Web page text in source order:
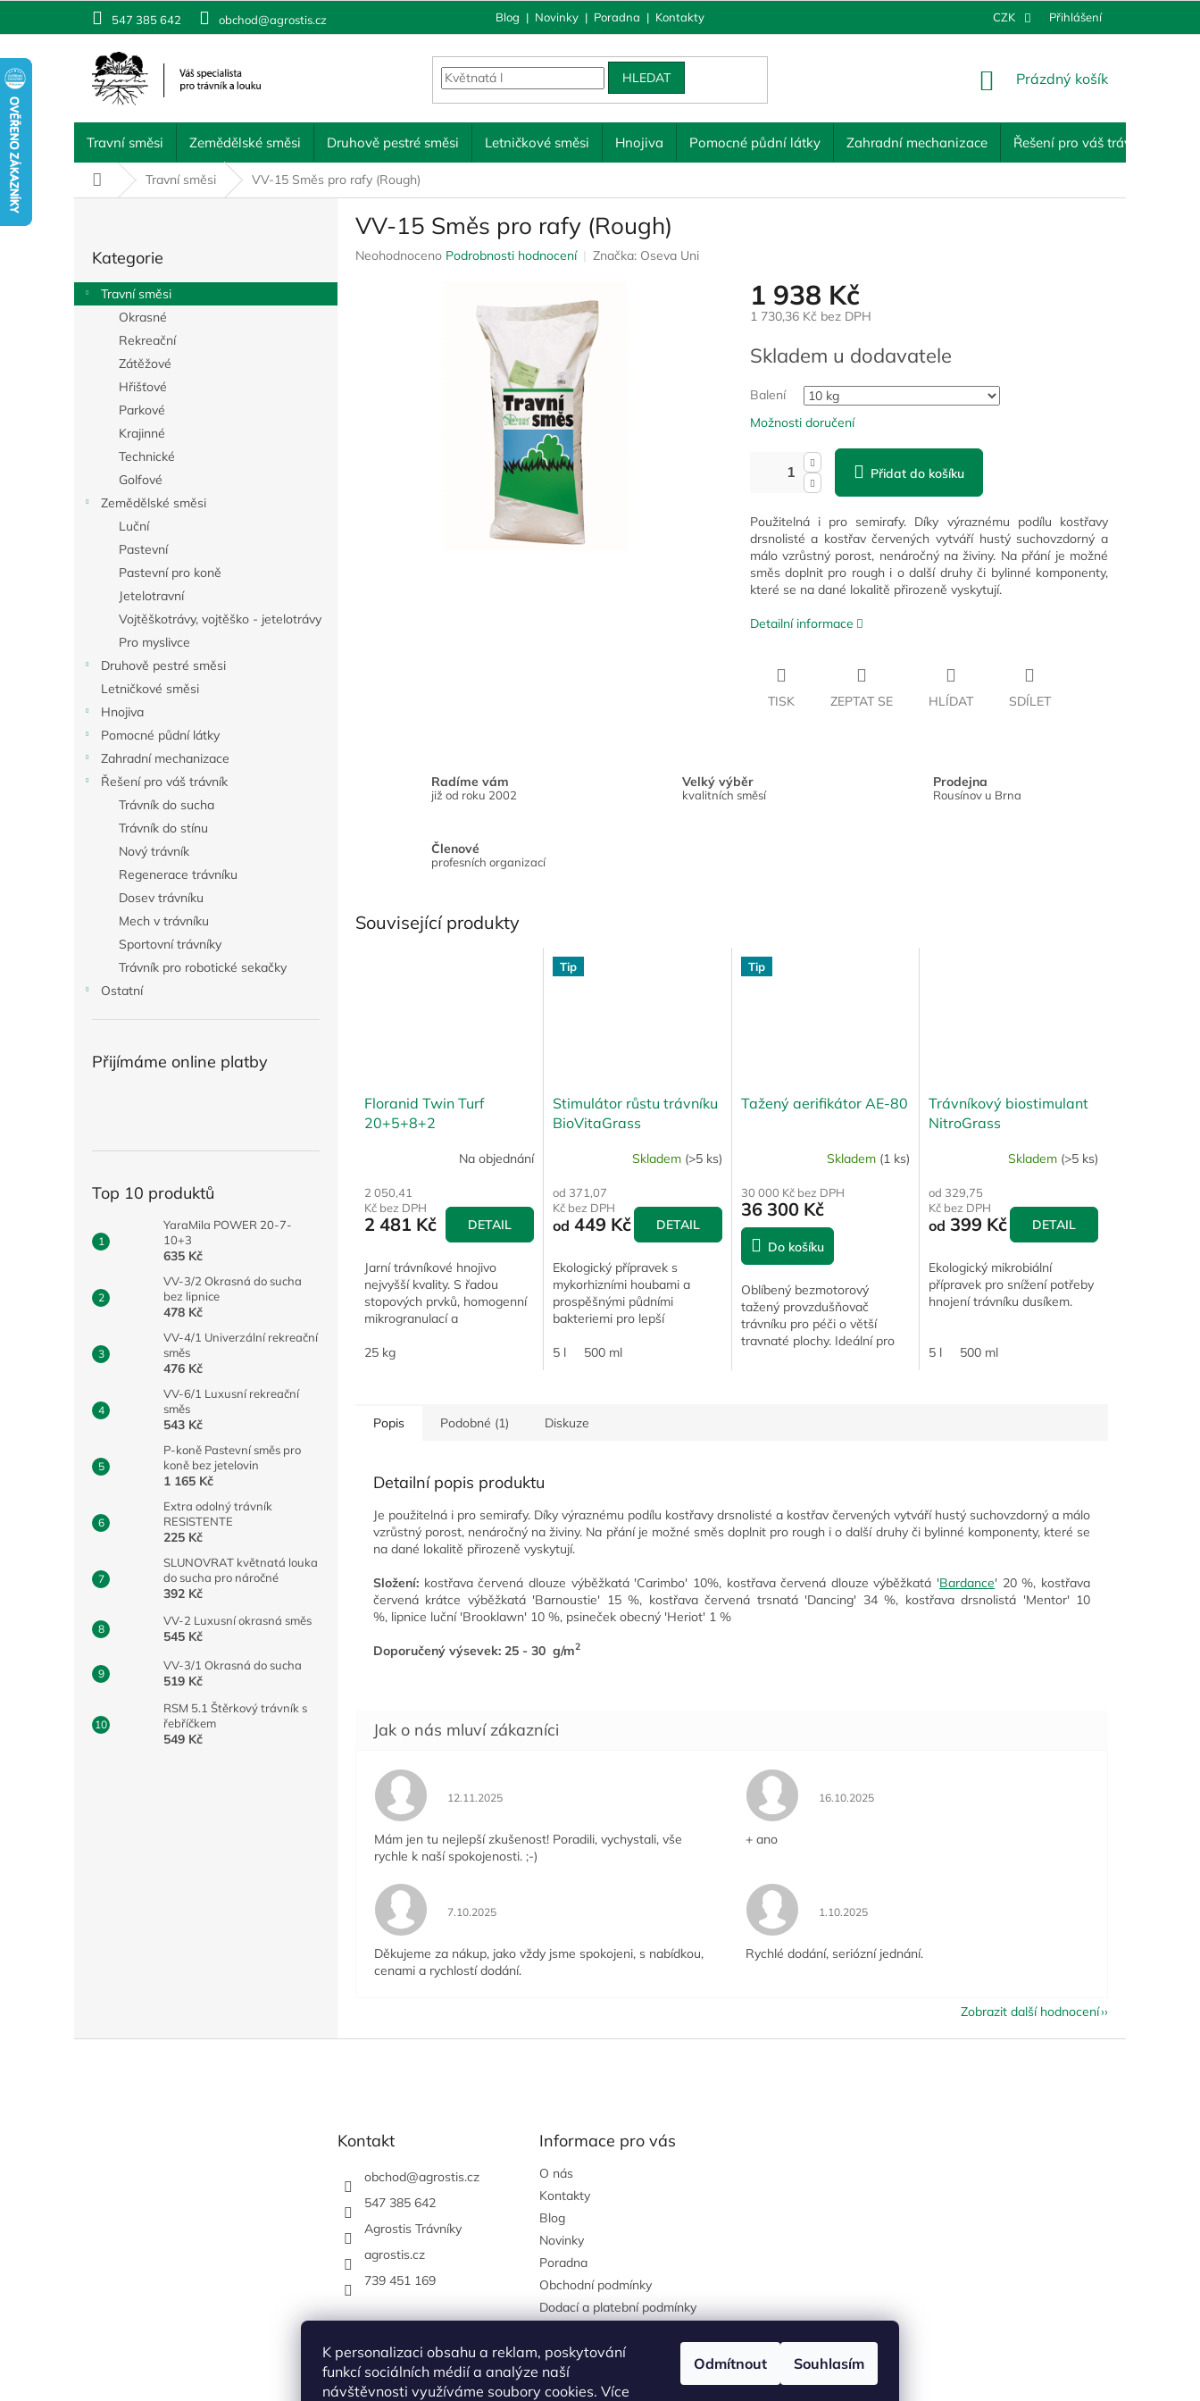
K personalizaci obsahu a reklam, poskytování
funkcí sociálních médií a analýze naší
návštěvnosti využíváme soubory cookies. Více
Odmítnout Souhlasím
547 385 642 obchod@agrostis.cz Blog | Novinky | Poradna | Kontakty CZK Přihlášení
HLEDAT
NÁKUPNÍ
Prázdný košík
Travní směsi Zemědělské směsi Druhově pestré směsi Letničkové směsi Hnojiva Pomocné půdní látky Zahradní mechanizace Řešení pro váš trávník
Domů Travní směsi VV-15 Směs pro rafy (Rough)
r
a
kategorie
Kategorie
Travní směsi
Okrasné
Rekreační
Zátěžové
Hřišťové
Parkové
Krajinné
Technické
Golfové
Zemědělské směsi
Luční
Pastevní
Pastevní pro koně
Jetelotravní
Vojtěškotrávy, vojtěško - jetelotrávy
Pro myslivce
Druhově pestré směsi
Letničkové směsi
Hnojiva
Pomocné půdní látky
Zahradní mechanizace
Řešení pro váš trávník
Trávník do sucha
Trávník do stínu
Nový trávník
Regenerace trávníku
Dosev trávníku
Mech v trávníku
Sportovní trávníky
Trávník pro robotické sekačky
Ostatní
Přijímáme online platby
Top 10 produktů
YaraMila POWER 20-7-
10+3
635 Kč
VV-3/2 Okrasná do sucha
bez lipnice
478 Kč
VV-4/1 Univerzální rekreační
směs
476 Kč
VV-6/1 Luxusní rekreační
směs
543 Kč
P-koně Pastevní směs pro
koně bez jetelovin
1 165 Kč
Extra odolný trávník
RESISTENTE
225 Kč
SLUNOVRAT květnatá louka
do sucha pro náročné
392 Kč
VV-2 Luxusní okrasná směs
545 Kč
VV-3/1 Okrasná do sucha
519 Kč
RSM 5.1 Štěrkový trávník s
řebříčkem
549 Kč
VV-15 Směs pro rafy (Rough)
Průměrné
Neohodnoceno Podrobnosti hodnocení Značka: Oseva Uni
1 938 Kč
1 730,36 Kč bez DPH
cena:
Skladem u dodavatele
Balení
Možnosti doručení
Přidat do košíku
Použitelná i pro semirafy. Díky výraznému podílu kostřavy
drsnolisté a kostřav červených vytváří hustý suchovzdorný a
málo vzrůstný porost, nenáročný na živiny. Na přání je možné
směs doplnit pro rough i o další druhy či bylinné komponenty,
které se na dané lokalitě přirozeně vyskytují.
Detailní informace
TISK ZEPTAT SE HLÍDAT SDÍLET
Radíme vám
již od roku 2002
Velký výběr
kvalitních směsí
Prodejna
Rousínov u Brna
Členové
profesních organizací
Související produkty
Floranid Twin Turf
20+5+8+2
Na objednání
2 050,41
Kč bez DPH
2 481 Kč DETAIL
Jarní trávníkové hnojivo
nejvyšší kvality. S řadou
stopových prvků, homogenní
mikrogranulací a
Ideální volba pro špičkové
25 kg
Tip
Stimulátor růstu trávníku
BioVitaGrass
Skladem (>5 ks)
od 371,07
Kč bez DPH
od 449 Kč DETAIL
Ekologický přípravek s
mykorhizními houbami a
prospěšnými půdními
bakteriemi pro lepší
a celkovou vitalitu porostu.
5 l 500 ml
Tip
Tažený aerifikátor AE-80
Skladem (1 ks)
30 000 Kč bez DPH
36 300 Kč
Do košíku
Oblíbený bezmotorový
tažený provzdušňovač
trávníku pro péči o větší
travnaté plochy. Ideální pro
Trávníkový biostimulant
NitroGrass
Skladem (>5 ks)
od 329,75
Kč bez DPH
od 399 Kč DETAIL
Ekologický mikrobiální
přípravek pro snížení potřeby
hnojení trávníku dusíkem.
5 l 500 ml
Popis Podobné (1) Diskuze
Detailní popis produktu
Je použitelná i pro semirafy. Díky výraznému podílu kostřavy drsnolisté a kostřav červených vytváří hustý suchovzdorný a málo
vzrůstný porost, nenáročný na živiny. Na přání je možné směs doplnit pro rough i o další druhy či bylinné komponenty, které se
na dané lokalitě přirozeně vyskytují.
Složení: kostřava červená dlouze výběžkatá 'Carimbo' 10%, kostřava červená dlouze výběžkatá 'Bardance' 20 %, kostřava
červená krátce výběžkatá 'Barnoustie' 15 %, kostřava červená trsnatá 'Dancing' 34 %, kostřava drsnolistá 'Mentor' 10
%, lipnice luční 'Brooklawn' 10 %, psineček obecný 'Heriot' 1 %
Doporučený výsevek: 25 - 30 g/m2
Hodnocení obchodu je 5 z 5 hvězdiček.
12.11.2025
Mám jen tu nejlepší zkušenost! Poradili, vychystali, vše
rychle k naší spokojenosti. ;-)
Hodnocení obchodu je 5 z 5 hvězdiček.
16.10.2025
+ ano
Hodnocení obchodu je 5 z 5 hvězdiček.
7.10.2025
Děkujeme za nákup, jako vždy jsme spokojeni, s nabídkou,
cenami a rychlostí dodání.
Hodnocení obchodu je 5 z 5 hvězdiček.
1.10.2025
Rychlé dodání, seriózní jednání.
Zobrazit další hodnocení
Kontakt
obchod@agrostis.cz
547 385 642
Agrostis Trávníky
agrostis.cz
739 451 169
Informace pro vás
O nás
Kontakty
Blog
Novinky
Poradna
Obchodní podmínky
Dodací a platební podmínky
údajů
Reklamace a vrácení zboží
agrostis.cz